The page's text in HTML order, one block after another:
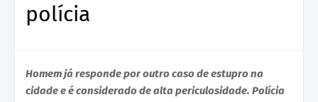
polícia
Homem já responde por outro caso de estupro na
cidade e é considerado de alta periculosidade. Polícia